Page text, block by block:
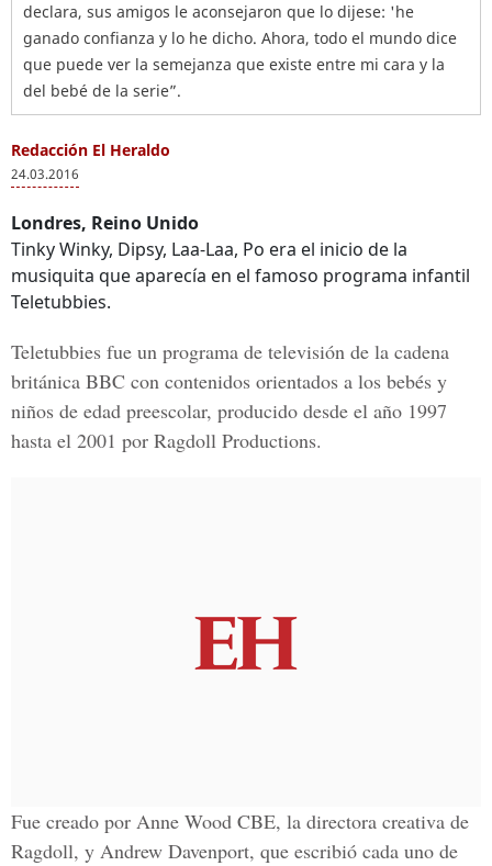
declara, sus amigos le aconsejaron que lo dijese: 'he
ganado confianza y lo he dicho. Ahora, todo el mundo dice
que puede ver la semejanza que existe entre mi cara y la
del bebé de la serie”.
Redacción El Heraldo
24.03.2016
Londres, Reino Unido
Tinky Winky, Dipsy, Laa-Laa, Po era el inicio de la
musiquita que aparecía en el famoso programa infantil
Teletubbies.
Teletubbies fue un programa de televisión de la cadena
británica BBC con contenidos orientados a los bebés y
niños de edad preescolar, producido desde el año 1997
hasta el 2001 por Ragdoll Productions.
Fue creado por Anne Wood CBE, la directora creativa de
Ragdoll, y Andrew Davenport, que escribió cada uno de